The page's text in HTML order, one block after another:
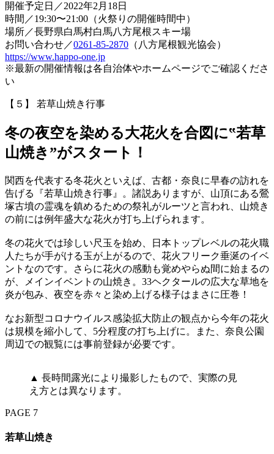
開催予定日／2022年2月18日
時間／19:30〜21:00（火祭りの開催時間中）
場所／長野県白馬村白馬八方尾根スキー場
お問い合わせ／0261-85-2870 （八方尾根観光協会）
https://www.happo-one.jp
※最新の開催情報は各自治体やホームページでご確認くださ
い
【５】 若草山焼き行事
冬の夜空を染める大花火を合図に‟若草
山焼き”がスタート！
関西を代表する冬花火といえば、古都・奈良に早春の訪れを
告げる『若草山焼き行事』。諸説ありますが、山頂にある鶯
塚古墳の霊魂を鎮めるための祭礼がルーツと言われ、山焼き
の前には例年盛大な花火が打ち上げられます。
冬の花火では珍しい尺玉を始め、日本トップレベルの花火職
人たちが手がける玉が上がるので、花火フリーク垂涎のイベ
ントなのです。さらに花火の感動も覚めやらぬ間に始まるの
が、メインイベントの山焼き。33ヘクタールの広大な草地を
炎が包み、夜空を赤々と染め上げる様子はまさに圧巻！
なお新型コロナウイルス感染拡大防止の観点から今年の花火
は規模を縮小して、5分程度の打ち上げに。また、奈良公園
周辺での観覧には事前登録が必要です。
▲ 長時間露光により撮影したもので、実際の見
え方とは異なります。
PAGE 7
若草山焼き